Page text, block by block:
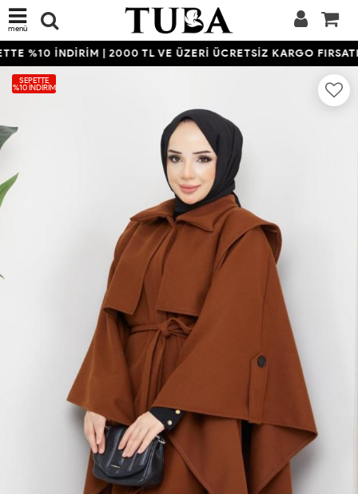
menü
%10 İNDİRİM | 2000 TL VE ÜZERİ ÜCRETSİZ KARGO
SEPETTE
%10 İNDIRIM